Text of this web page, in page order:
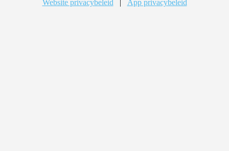
Website privacybeleid
| App privacybeleid